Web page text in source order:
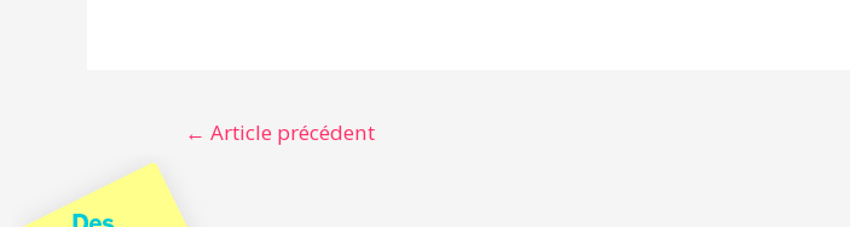
← Article précédent